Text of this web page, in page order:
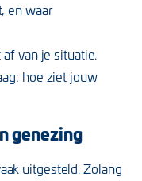
en waar
van je situatie.
hoe ziet jouw
genezing
uitgesteld. Zolang